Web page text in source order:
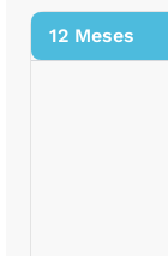
12 Meses